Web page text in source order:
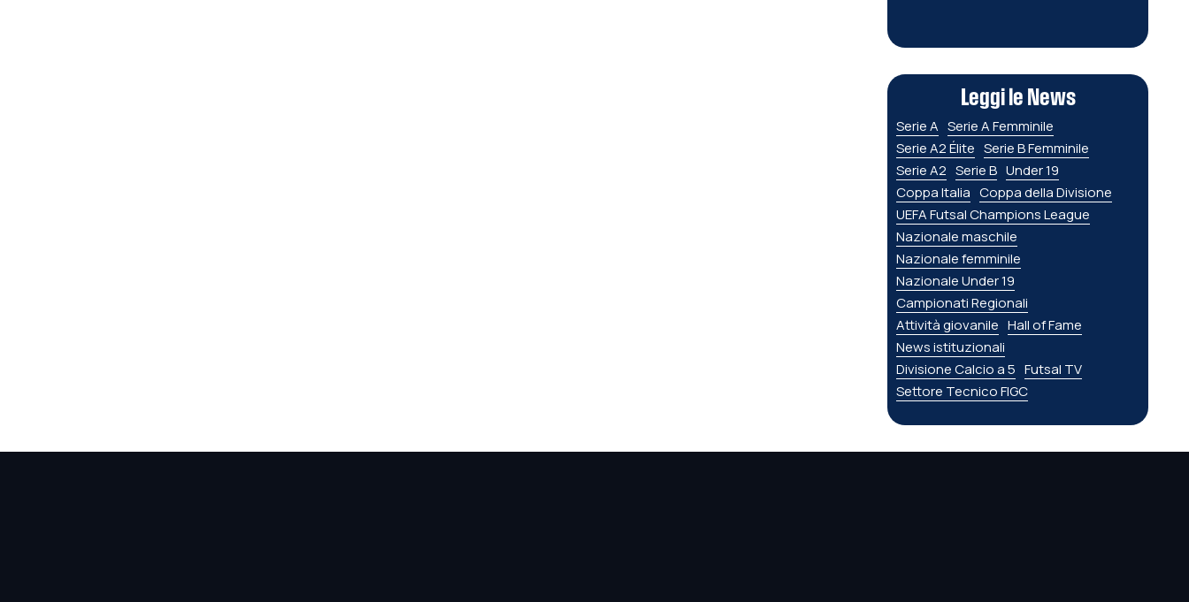
Leggi le News
Serie A Serie A Femminile
Serie A2 Élite Serie B Femminile
Serie A2 Serie B Under 19
Coppa Italia Coppa della Divisione
UEFA Futsal Champions League
Nazionale maschile
Nazionale femminile
Nazionale Under 19
Campionati Regionali
Attività giovanile Hall of Fame
News istituzionali
Divisione Calcio a 5 Futsal TV
Settore Tecnico FIGC